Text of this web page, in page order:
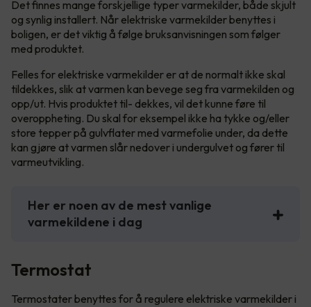
Det finnes mange forskjellige typer varmekilder, både skjult
og synlig installert. Når elektriske varmekilder benyttes i
boligen, er det viktig å følge bruksanvisningen som følger
med produktet.
Felles for elektriske varmekilder er at de normalt ikke skal
tildekkes, slik at varmen kan bevege seg fra varmekilden og
opp/ut. Hvis produktet til- dekkes, vil det kunne føre til
overoppheting. Du skal for eksempel ikke ha tykke og/eller
store tepper på gulvflater med varmefolie under, da dette
kan gjøre at varmen slår nedover i undergulvet og fører til
varmeutvikling.
Her er noen av de mest vanlige
varmekildene i dag
Termostat
Termostater benyttes for å regulere elektriske varmekilder i